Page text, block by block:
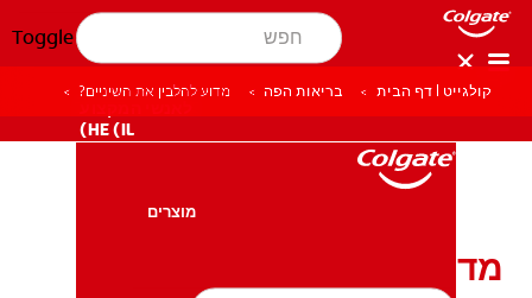
Toggle
HE (IL)
מוצרים
קולגייט | דף הבית בריאות הפה מדוע להלבין את השיניים?
מדוע להלבין את השיניים?